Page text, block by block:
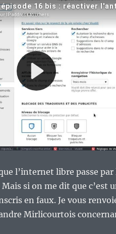
l’internet libre passe
Mais si on me dit que c’est
en faux. Je vous
Mirlicourtois